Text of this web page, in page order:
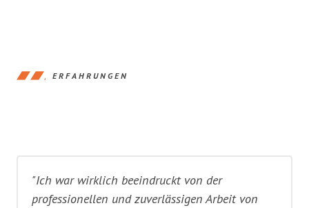
ERFAHRUNGEN
"Ich war wirklich beeindruckt von der
professionellen und zuverlässigen Arbeit von